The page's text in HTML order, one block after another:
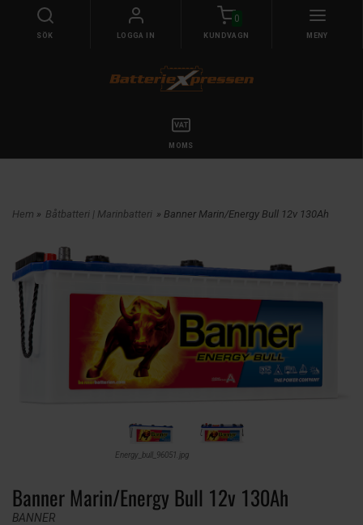
SÖK LOGGA IN
0
KUNDVAGN MENY
MOMS
Hem » Båtbatteri | Marinbatteri » Banner Marin/Energy Bull 12v 130Ah
Energy_bull_96051.jpg
Banner Marin/Energy Bull 12v 130Ah
BANNER